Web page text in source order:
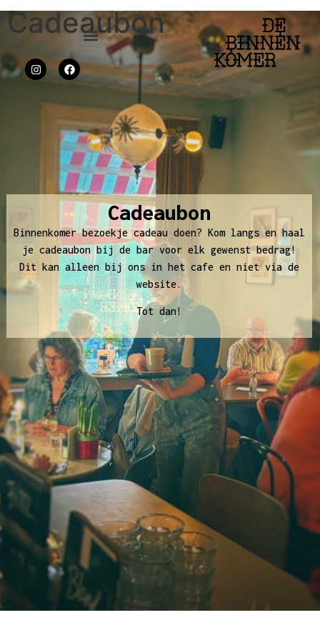
Cadeaubon
Cadeaubon
Binnenkomer bezoekje cadeau doen? Kom langs en haal
je cadeaubon bij de bar voor elk gewenst bedrag!
Dit kan alleen bij ons in het cafe en niet via de
website.
Tot dan!